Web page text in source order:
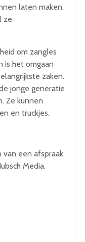
laten maken.
ze
om zangles
is het omgaan
zaken.
jonge generatie
Ze kunnen
en truckjes.
een afspraak
Media.